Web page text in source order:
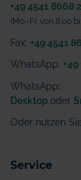
+49 4541 8668
(Mo.-Fr. von 8.00
Fax: +49 4541
WhatsApp:
WhatsApp:
Desktop oder
Oder nutzen
Service